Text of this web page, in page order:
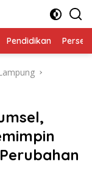
Pendidikan